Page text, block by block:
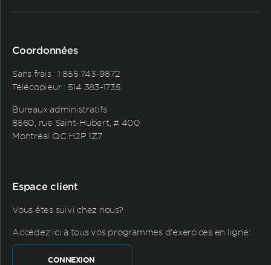
Coordonnées
Sans frais : 1 855 743-9872
Télécopieur : 514 383-1735
Bureaux administratifs
8560, rue Saint-Hubert, # 400
Montréal QC H2P 1Z7
Espace client
Vous êtes suivi chez nous?
Accédez ici à tous vos programmes d'exercices en ligne:
CONNEXION